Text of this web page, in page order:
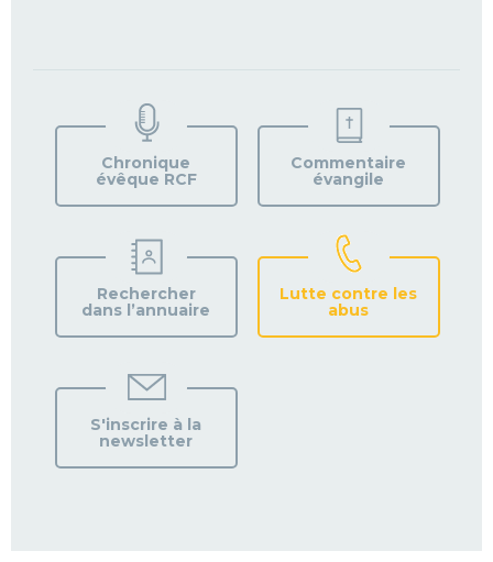
VOTRE
PAROISSE
Chronique
évêque RCF
Commentaire
évangile
Rechercher
dans l’annuaire
Lutte contre les
abus
S'inscrire à la
newsletter